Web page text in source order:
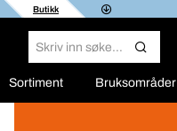
Butikk
Sortiment Bruksområder